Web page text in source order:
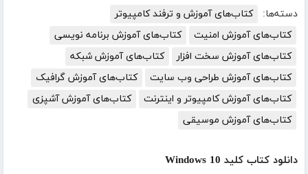
دسته‌ها:
کتاب‌های آموزش و ترفند کامپیوتر
کتاب‌های آموزش امنیت
کتاب‌های آموزش برنامه نویسی
کتاب‌های آموزش سخت افزار
کتاب‌های آموزش شبکه
کتاب‌های آموزش طراحی وب سایت
کتاب‌های آموزش گرافیک
کتاب‌های آموزش کامپیوتر و اینترنت
کتاب‌های آموزش آشپزی
کتاب‌های آموزش موسیقی
دانلود کتاب کلید Windows 10